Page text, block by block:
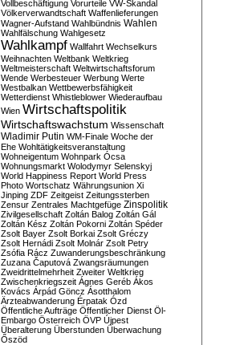
Vollbeschäftigung Vorurteile VW-Skandal
Völkerverwandtschaft Waffenlieferungen
Wagner-Aufstand Wahlbündnis Wahlen
Wahlfälschung Wahlgesetz
Wahlkampf Wallfahrt Wechselkurs
Weihnachten Weltbank Weltkrieg
Weltmeisterschaft Weltwirtschaftsforum
Wende Werbesteuer Werbung Werte
Westbalkan Wettbewerbsfähigkeit
Wetterdienst Whistleblower Wiederaufbau
Wien Wirtschaftspolitik
Wirtschaftswachstum Wissenschaft
Wladimir Putin WM-Finale Woche der
Ehe Wohltätigkeitsveranstaltung
Wohneigentum Wohnpark Ócsa
Wohnungsmarkt Wolodymyr Selenskyj
World Happiness Report World Press
Photo Wortschatz Währungsunion Xi
Jinping ZDF Zeitgeist Zeitungssterben
Zensur Zentrales Machtgefüge Zinspolitik
Zivilgesellschaft Zoltán Balog Zoltán Gál
Zoltán Kész Zoltán Pokorni Zoltán Spéder
Zsolt Bayer Zsolt Borkai Zsolt Gréczy
Zsolt Hernádi Zsolt Molnár Zsolt Petry
Zsófia Rácz Zuwanderungsbeschränkung
Zuzana Čaputová Zwangsräumungen
Zweidrittelmehrheit Zweiter Weltkrieg
Zwischenkriegszeit Ágnes Geréb Ákos
Kovács Árpád Göncz Ásotthalom
Ärzteabwanderung Érpatak Ózd
Öffentliche Aufträge Öffentlicher Dienst Öl-
Embargo Österreich ÖVP Újpest
Überalterung Überstunden Überwachung
Őszöd